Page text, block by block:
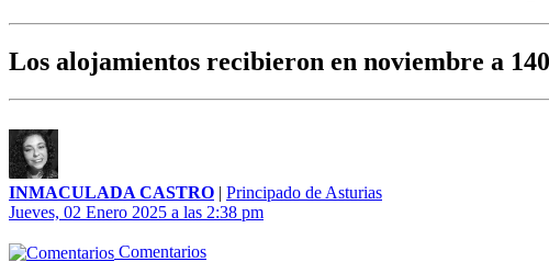
Los alojamientos recibieron en noviembre a
INMACULADA CASTRO | Principado de Asturias
Jueves, 02 Enero 2025 a las 2:38 pm
Comentarios